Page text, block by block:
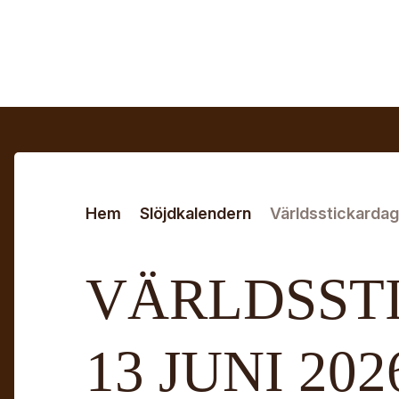
Hem Slöjdkalendern
13 JUNI